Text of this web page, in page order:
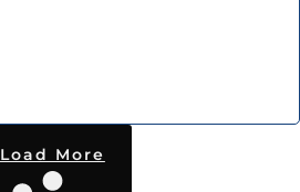
Load More